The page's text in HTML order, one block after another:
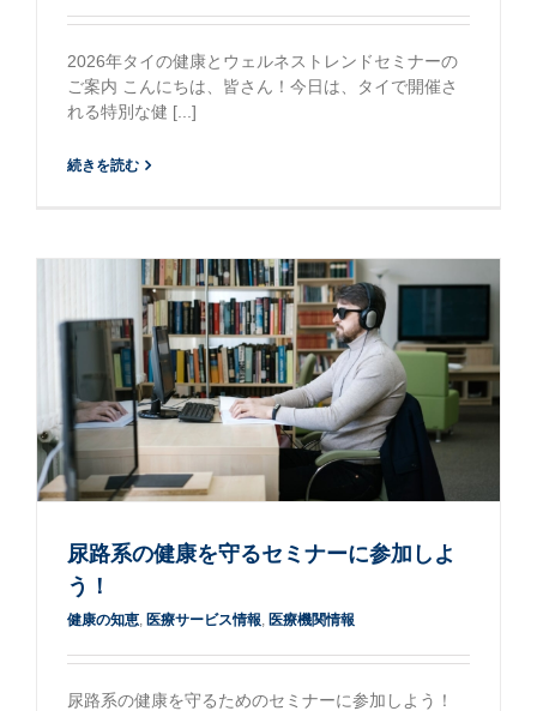
2026年タイの健康とウェルネストレンドセミナーの
ご案内 こんにちは、皆さん！今日は、タイで開催さ
れる特別な健 [...]
続きを読む
尿路系の健康を守るセミナーに参加しよ
う！
健康の知恵 医療サービス情報 医療機関情報
尿路系の健康を守るためのセミナーに参加しよう！